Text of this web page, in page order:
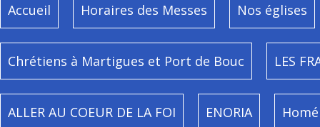
Accueil Horaires des Messes Nos églises
Chrétiens à Martigues et Port de Bouc LES
ALLER AU COEUR DE LA FOI ENORIA